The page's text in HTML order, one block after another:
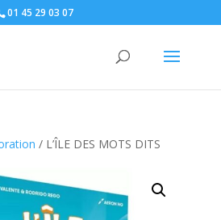
01 45 29 03 07
/ L’ÎLE DES MOTS DITS